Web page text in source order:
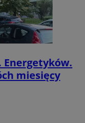
miesięcy